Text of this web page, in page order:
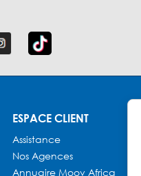
ESPACE CLIENT
Assistance
Nos Agences
Annuaire Moov Africa